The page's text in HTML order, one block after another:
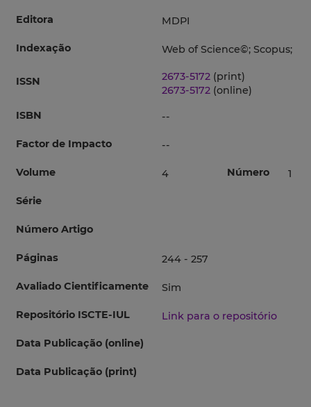
Editora MDPI
Indexação Web of Science©; Scopus;
ISSN 2673-5172 (print)
2673-5172 (online)
ISBN
--
Factor de Impacto --
Volume 4 Número 1
Série
Número Artigo
Páginas 244 - 257
Avaliado Cientificamente Sim
Repositório ISCTE-IUL Link para o repositório
Data Publicação (online)
Data Publicação (print)